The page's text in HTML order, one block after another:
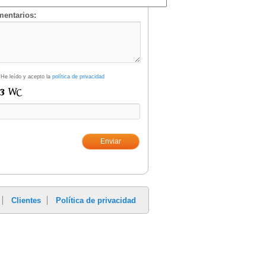
He leído y acepto la política de privacidad
Clientes Política de privacidad